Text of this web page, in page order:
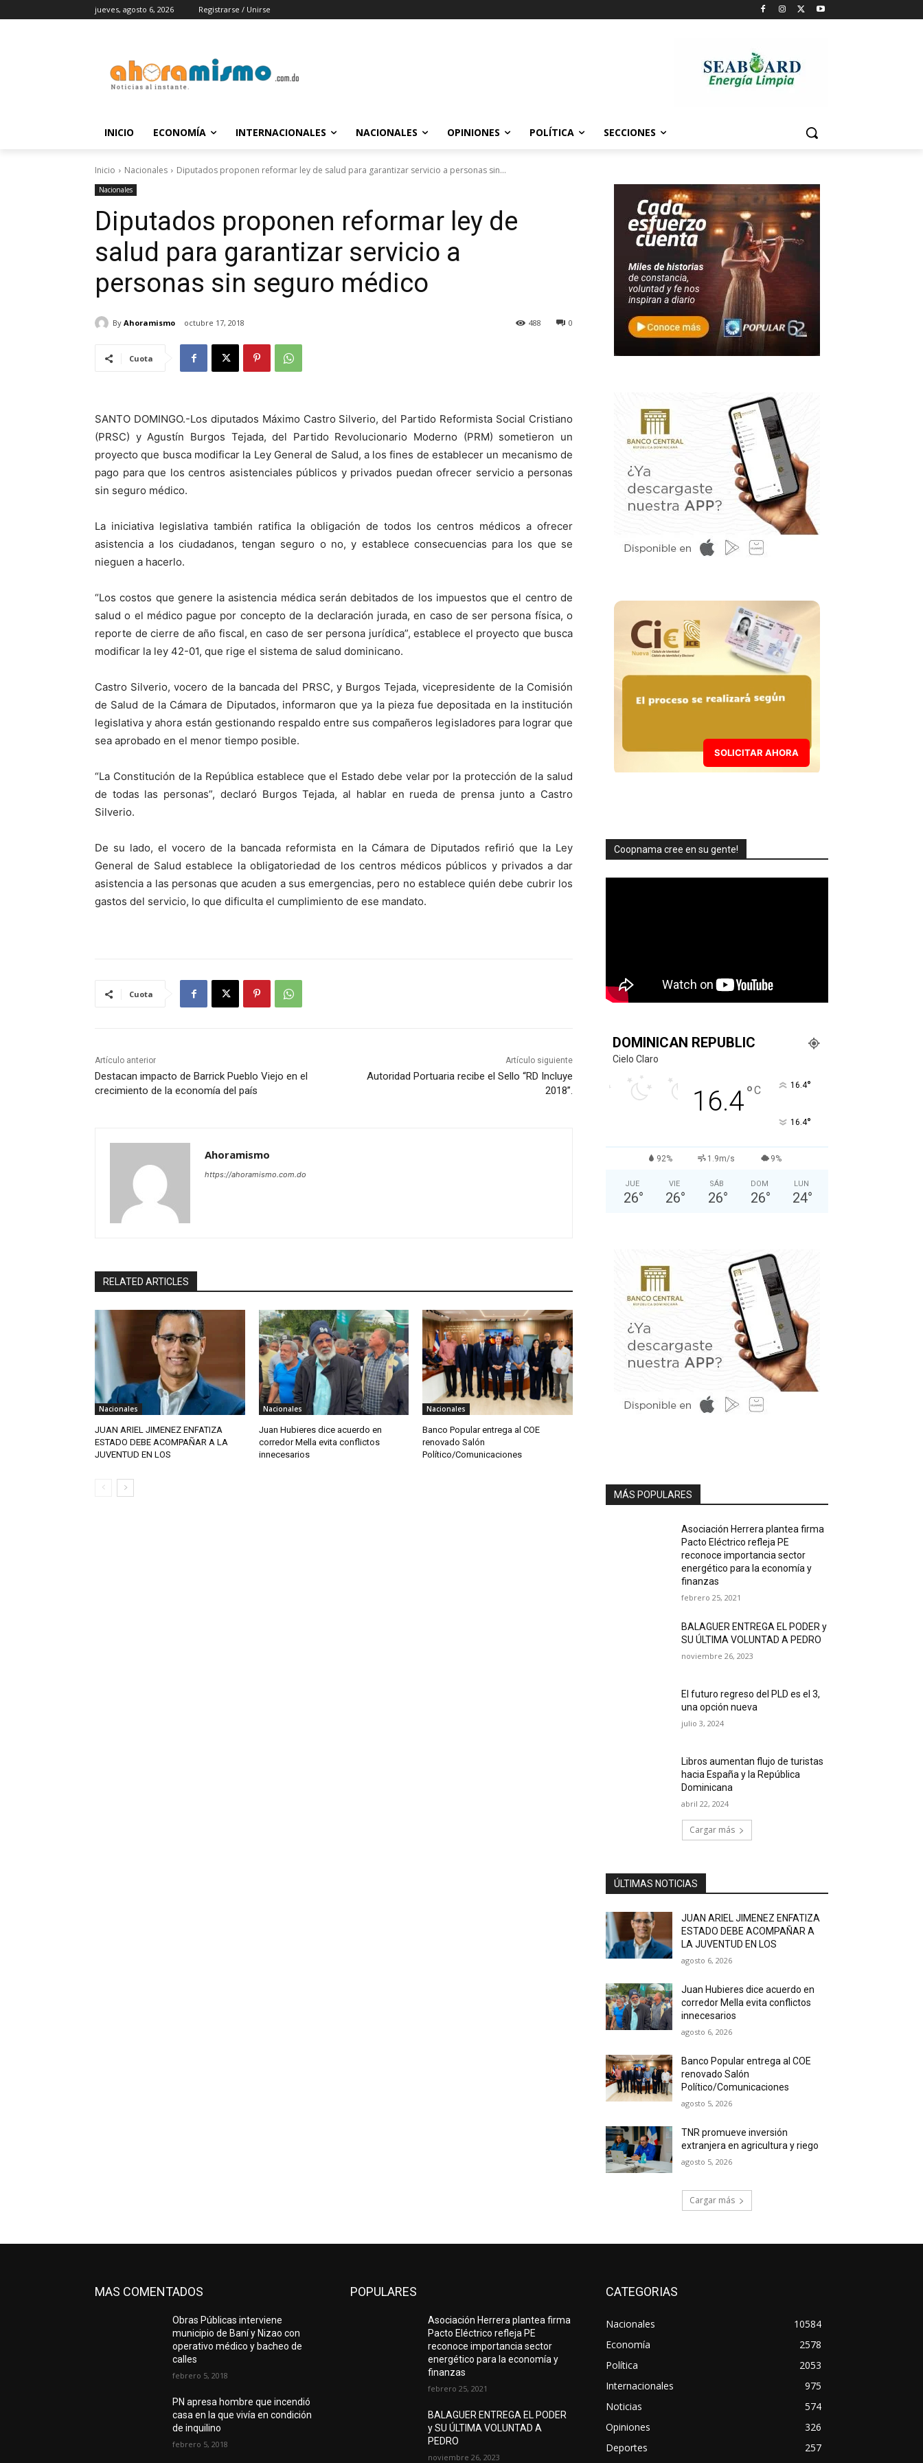
jueves, agosto 6, 2026 Registrarse / Unirse
INICIO ECONOMÍA INTERNACIONALES NACIONALES OPINIONES POLÍTICA SECCIONES
Inicio Nacionales Diputados proponen reformar ley de salud para garantizar servicio a personas sin...
Nacionales
Diputados proponen reformar ley de
salud para garantizar servicio a
personas sin seguro médico
By Ahoramismo octubre 17, 2018 0
488
Cuota
SANTO DOMINGO.-Los diputados Máximo Castro Silverio, del Partido Reformista Social Cristiano
(PRSC) y Agustín Burgos Tejada, del Partido Revolucionario Moderno (PRM) sometieron un
proyecto que busca modificar la Ley General de Salud, a los fines de establecer un mecanismo de
pago para que los centros asistenciales públicos y privados puedan ofrecer servicio a personas
sin seguro médico.
La iniciativa legislativa también ratifica la obligación de todos los centros médicos a ofrecer
asistencia a los ciudadanos, tengan seguro o no, y establece consecuencias para los que se
nieguen a hacerlo.
“Los costos que genere la asistencia médica serán debitados de los impuestos que el centro de
salud o el médico pague por concepto de la declaración jurada, en caso de ser persona física, o
reporte de cierre de año fiscal, en caso de ser persona jurídica”, establece el proyecto que busca
modificar la ley 42-01, que rige el sistema de salud dominicano.
Castro Silverio, vocero de la bancada del PRSC, y Burgos Tejada, vicepresidente de la Comisión
de Salud de la Cámara de Diputados, informaron que ya la pieza fue depositada en la institución
legislativa y ahora están gestionando respaldo entre sus compañeros legisladores para lograr que
sea aprobado en el menor tiempo posible.
“La Constitución de la República establece que el Estado debe velar por la protección de la salud
de todas las personas”, declaró Burgos Tejada, al hablar en rueda de prensa junto a Castro
Silverio.
De su lado, el vocero de la bancada reformista en la Cámara de Diputados refirió que la Ley
General de Salud establece la obligatoriedad de los centros médicos públicos y privados a dar
asistencia a las personas que acuden a sus emergencias, pero no establece quién debe cubrir los
gastos del servicio, lo que dificulta el cumplimiento de ese mandato.
Cuota
Artículo anterior
Destacan impacto de Barrick Pueblo Viejo en el
crecimiento de la economía del país
Artículo siguiente
Autoridad Portuaria recibe el Sello “RD Incluye
2018”.
Ahoramismo
https://ahoramismo.com.do
RELATED ARTICLES
Nacionales
JUAN ARIEL JIMENEZ ENFATIZA
ESTADO DEBE ACOMPAÑAR A LA
JUVENTUD EN LOS
Nacionales
Juan Hubieres dice acuerdo en
corredor Mella evita conflictos
innecesarios
Nacionales
Banco Popular entrega al COE
renovado Salón
Político/Comunicaciones
SOLICITAR AHORA
Coopnama cree en su gente!
DOMINICAN REPUBLIC
Cielo Claro
16.4°C 16.4°
16.4°
92% 1.9m/s 9%
JUE
26°
VIE
26°
SÁB
26°
DOM
26°
LUN
24°
MÁS POPULARES
Asociación Herrera plantea firma
Pacto Eléctrico refleja PE
reconoce importancia sector
energético para la economía y
finanzas
febrero 25, 2021
BALAGUER ENTREGA EL PODER y
SU ÚLTIMA VOLUNTAD A PEDRO
noviembre 26, 2023
El futuro regreso del PLD es el 3,
una opción nueva
julio 3, 2024
Libros aumentan flujo de turistas
hacia España y la República
Dominicana
abril 22, 2024
Cargar más
ÚLTIMAS NOTICIAS
JUAN ARIEL JIMENEZ ENFATIZA
ESTADO DEBE ACOMPAÑAR A
LA JUVENTUD EN LOS
agosto 6, 2026
Juan Hubieres dice acuerdo en
corredor Mella evita conflictos
innecesarios
agosto 6, 2026
Banco Popular entrega al COE
renovado Salón
Político/Comunicaciones
agosto 5, 2026
TNR promueve inversión
extranjera en agricultura y riego
agosto 5, 2026
Cargar más
MAS COMENTADOS
Obras Públicas interviene
municipio de Baní y Nizao con
operativo médico y bacheo de
calles
febrero 5, 2018
PN apresa hombre que incendió
casa en la que vivía en condición
de inquilino
febrero 5, 2018
POPULARES
Asociación Herrera plantea firma
Pacto Eléctrico refleja PE
reconoce importancia sector
energético para la economía y
finanzas
febrero 25, 2021
BALAGUER ENTREGA EL PODER
y SU ÚLTIMA VOLUNTAD A
PEDRO
noviembre 26, 2023
CATEGORIAS
Nacionales
10584
Economía
2578
Política
2053
Internacionales
975
Noticias
574
Opiniones
326
Deportes
257